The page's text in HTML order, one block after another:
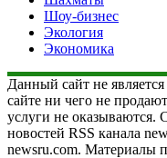
Шоу-бизнес
Экология
Экономика
Данный сайт не
сайте ни чего не
услуги не оказываются.
новостей RSS канала
newsru.com. Материалы